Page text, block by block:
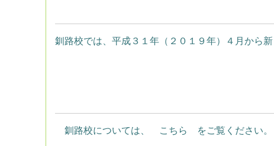
釧路校では、平成３１年（２０１９年）４月から
釧路校については、 こちら をご覧ください。